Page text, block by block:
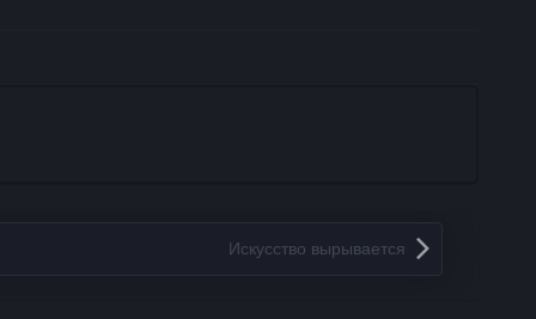
Искусство вырывается